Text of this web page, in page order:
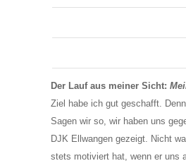
Der Lauf aus meiner Sicht:
Ziel habe ich gut geschafft.
Sagen wir so, wir haben uns
DJK Ellwangen gezeigt. Nicht
stets motiviert hat, wenn er uns